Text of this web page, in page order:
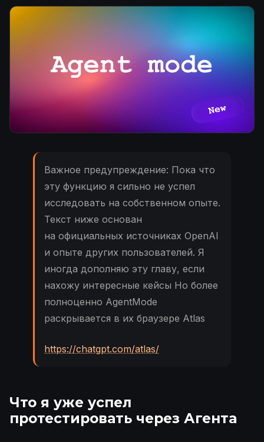
Важное предупреждение: Пока что
эту функцию я сильно не успел
исследовать на собственном опыте.
Текст ниже основан
на официальных источниках OpenAI
и опыте других пользователей. Я
иногда дополняю эту главу, если
нахожу интересные кейсы Но более
полноценно AgentMode
раскрывается в их браузере Atlas
https://chatgpt.com/atlas/
Что я уже успел
протестировать через Агента